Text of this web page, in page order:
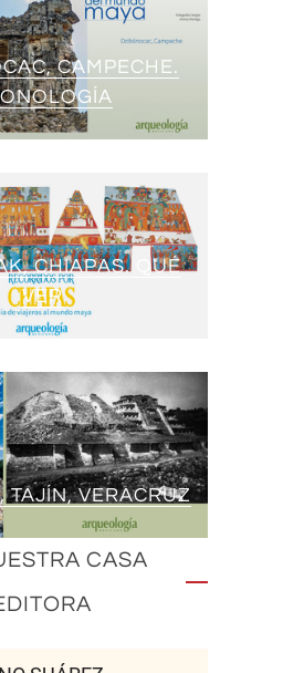
CAMPECHE.
CHIAPAS. QUÉ
VER
TAJÍN, VERACRUZ
CASA